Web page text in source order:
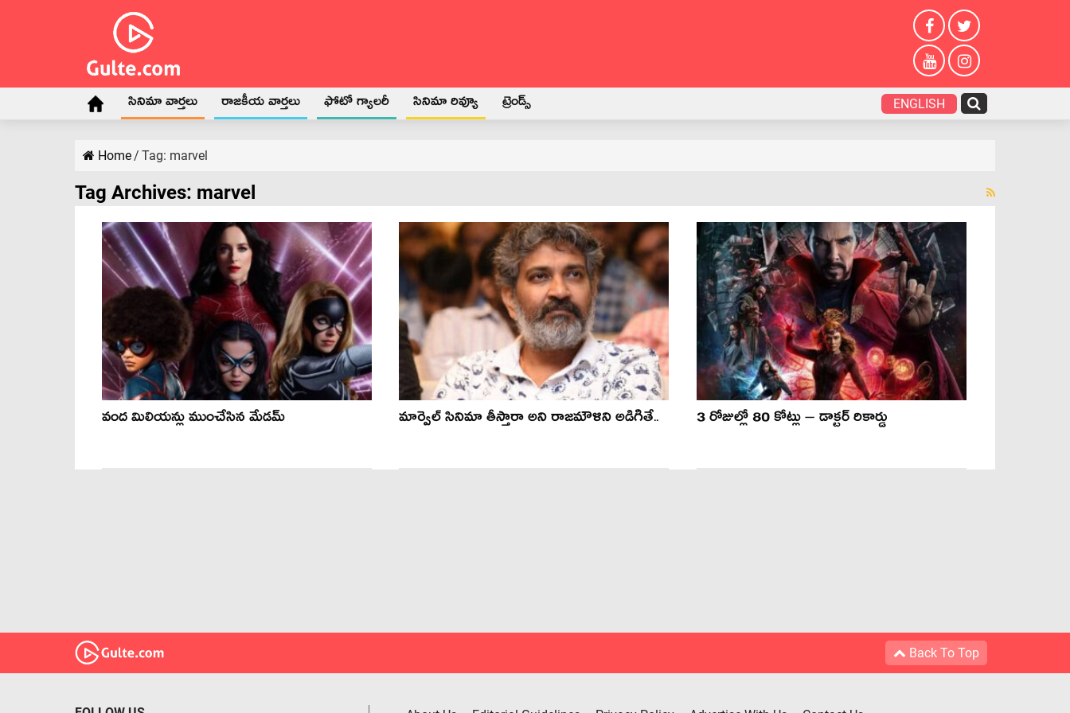
సినిమా వార్తలు రాజకీయ వార్తలు ఫోటో గ్యాలరీ సినిమా రివ్యూ ట్రెండ్స్ ENGLISH
Home/ Tag: marvel
Tag Archives: marvel
వంద మిలియన్లు ముంచేసిన మేడమ్ మార్వెల్ సినిమా తీస్తారా అని రాజ‌మౌళిని అడిగితే.. 3 రోజుల్లో 80 కోట్లు – డాక్టర్ రికార్డు
Back To Top